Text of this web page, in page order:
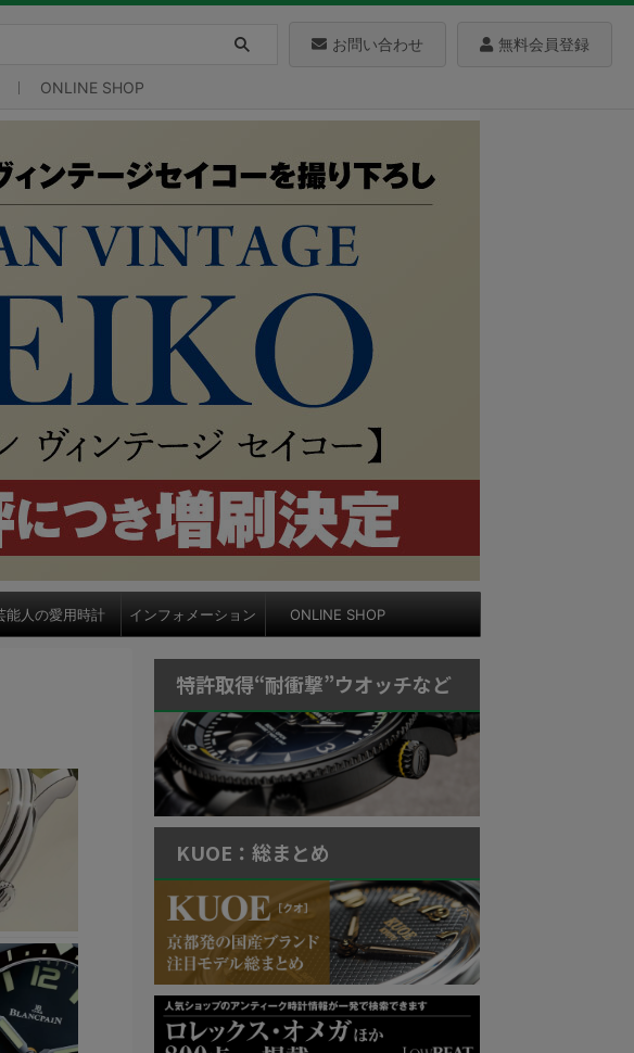
お問い合わせ 無料会員登録
ONLINE SHOP
能人の愛用時計 インフォメーション ONLINE SHOP
特許取得“耐衝撃”ウオッチなど
KUOE：総まとめ